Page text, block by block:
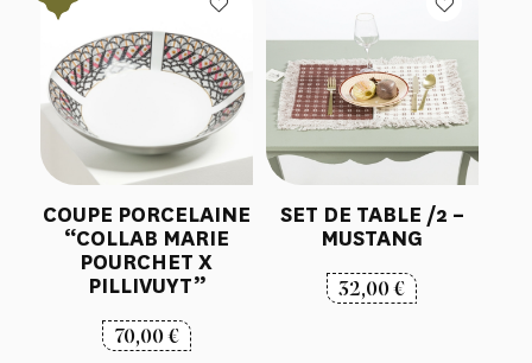
COUPE PORCELAINE
“COLLAB MARIE
POURCHET X
PILLIVUYT”
70,00€
SET DE TABLE /2 –
MUSTANG
32,00€